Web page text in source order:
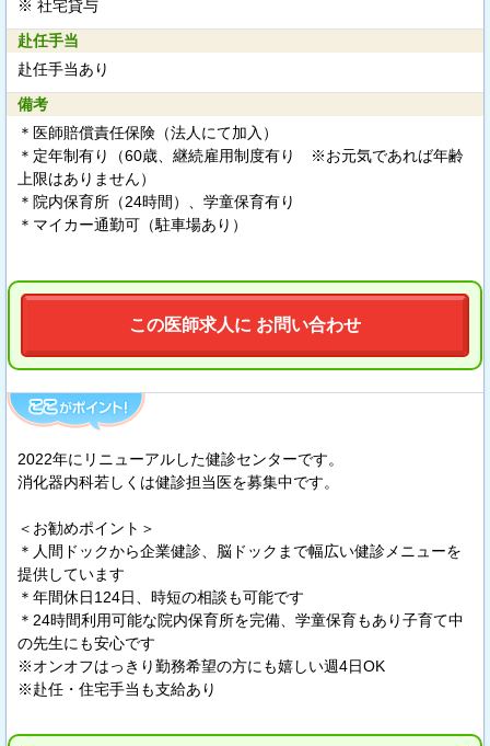
※ 社宅貸与
赴任手当
赴任手当あり
備考
＊医師賠償責任保険（法人にて加入）
＊定年制有り（60歳、継続雇用制度有り ※お元気であれば年齢
上限はありません）
＊院内保育所（24時間）、学童保育有り
＊マイカー通勤可（駐車場あり）
この医師求人に お問い合わせ
2022年にリニューアルした健診センターです。
消化器内科若しくは健診担当医を募集中です。
＜お勧めポイント＞
＊人間ドックから企業健診、脳ドックまで幅広い健診メニューを
提供しています
＊年間休日124日、時短の相談も可能です
＊24時間利用可能な院内保育所を完備、学童保育もあり子育て中
の先生にも安心です
※オンオフはっきり勤務希望の方にも嬉しい週4日OK
※赴任・住宅手当も支給あり